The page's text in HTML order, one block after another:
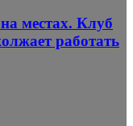
местах. Клуб
работать